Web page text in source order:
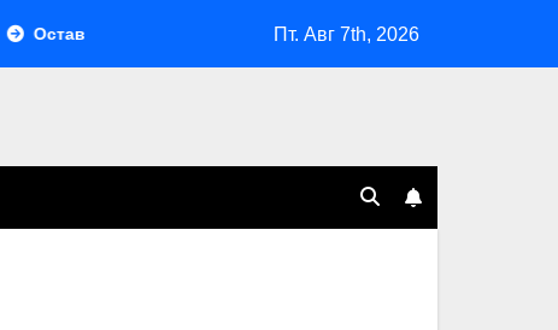
Путина одного Система больше не монолитна
Пт. Авг 7th, 2026